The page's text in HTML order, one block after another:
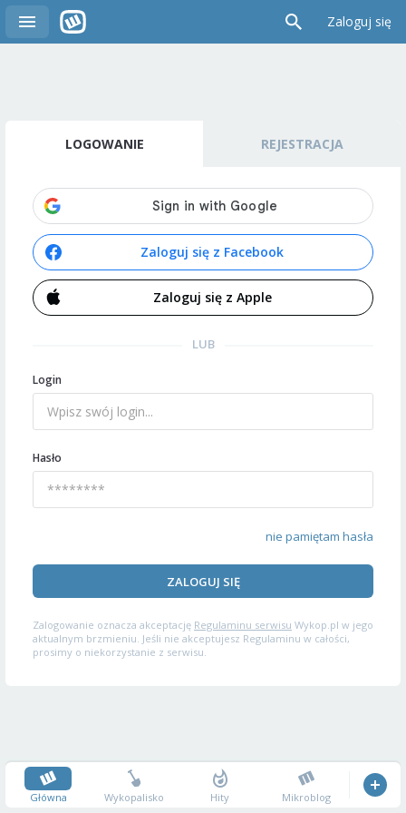
Zaloguj się
LOGOWANIE REJESTRACJA
Zaloguj się z Facebook
Zaloguj się z Apple
LUB
Login
Hasło
nie pamiętam hasła
ZALOGUJ SIĘ
Zalogowanie oznacza akceptację Regulaminu serwisu Wykop.pl w jego
aktualnym brzmieniu. Jeśli nie akceptujesz Regulaminu w całości,
prosimy o niekorzystanie z serwisu.
Główna Wykopalisko Hity Mikroblog